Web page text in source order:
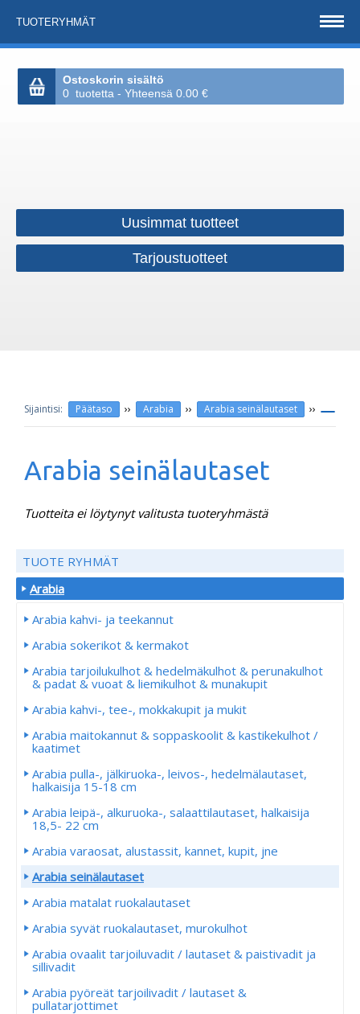
TUOTERYHMÄT
Ostoskorin sisältö
0 tuotetta - Yhteensä 0.00 €
Uusimmat tuotteet
Tarjoustuotteet
Päätaso ›› Arabia ›› Arabia seinälautaset ››
Arabia seinälautaset
Tuotteita ei löytynyt valitusta tuoteryhmästä
TUOTE RYHMÄT
Arabia
Arabia kahvi- ja teekannut
Arabia sokerikot & kermakot
Arabia tarjoilukulhot & hedelmäkulhot & perunakulhot
& padat & vuoat & liemikulhot & munakupit
Arabia kahvi-, tee-, mokkakupit ja mukit
Arabia maitokannut & soppaskoolit & kastikekulhot /
kaatimet
Arabia pulla-, jälkiruoka-, leivos-, hedelmälautaset,
halkaisija 15-18 cm
Arabia leipä-, alkuruoka-, salaattilautaset, halkaisija
18,5- 22 cm
Arabia varaosat, alustassit, kannet, kupit, jne
Arabia seinälautaset
Arabia matalat ruokalautaset
Arabia syvät ruokalautaset, murokulhot
Arabia ovaalit tarjoiluvadit / lautaset & paistivadit ja
sillivadit
Arabia pyöreät tarjoilivadit / lautaset &
pullatarjottimet